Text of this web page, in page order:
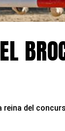
del